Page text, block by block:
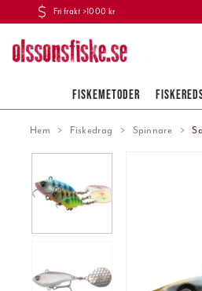
Fri frakt >1000 kr
FISKEMETODER
Hem Fiskedrag Spinnare